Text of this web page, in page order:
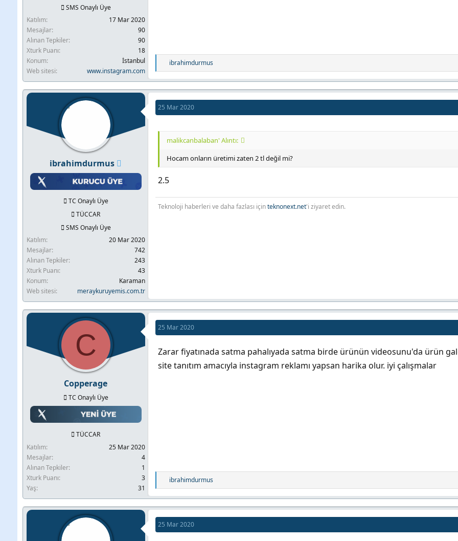
SMS Onaylı Üye
Katılım
17 Mar 2020
Mesajlar
90
Alınan Tepkiler
90
Xturk Puanı
18
Konum
İstanbul
Web sitesi
www.instagram.com
T
e
p
k
l
r
:
ibrahimdurmus
ibrahimdurmus
TC Onaylı Üye
TÜCCAR
SMS Onaylı Üye
Katılım
20 Mar 2020
Mesajlar
742
Alınan Tepkiler
243
Xturk Puanı
43
Konum
Karaman
Web sitesi
meraykuruyemis.com.tr
25 Mar 2020
malikcanbalaban' Alıntı:
Hocam onların üretimi zaten 2 tl değil mi?
2.5
Teknoloji haberleri ve daha fazlası içinteknonext.net'i ziyaret edin.
C
Copperage
TC Onaylı Üye
TÜCCAR
Katılım
25 Mar 2020
Mesajlar
4
Alınan Tepkiler
1
Xturk Puanı
3
Yaş
31
25 Mar 2020
Zarar fiyatınada satma pahalıyada satma birde ürünün videosunu'da ürün
site tanıtım amacıyla instagram reklamı yapsan harika olur. iyi çalışmalar
T
e
p
k
l
ibrahimdurmus
25 Mar 2020